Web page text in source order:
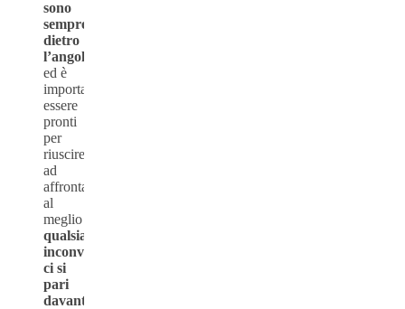
sono
sempre
dietro
l’angolo
ed è
importante
essere
pronti
per
riuscire
ad
affrontare
al
meglio
qualsiasi
inconveniente
ci si
pari
davanti.